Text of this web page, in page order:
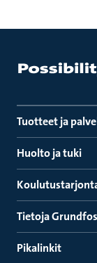
Tuotteet ja
Huolto ja tuki
Tietoja
Pikalinkit